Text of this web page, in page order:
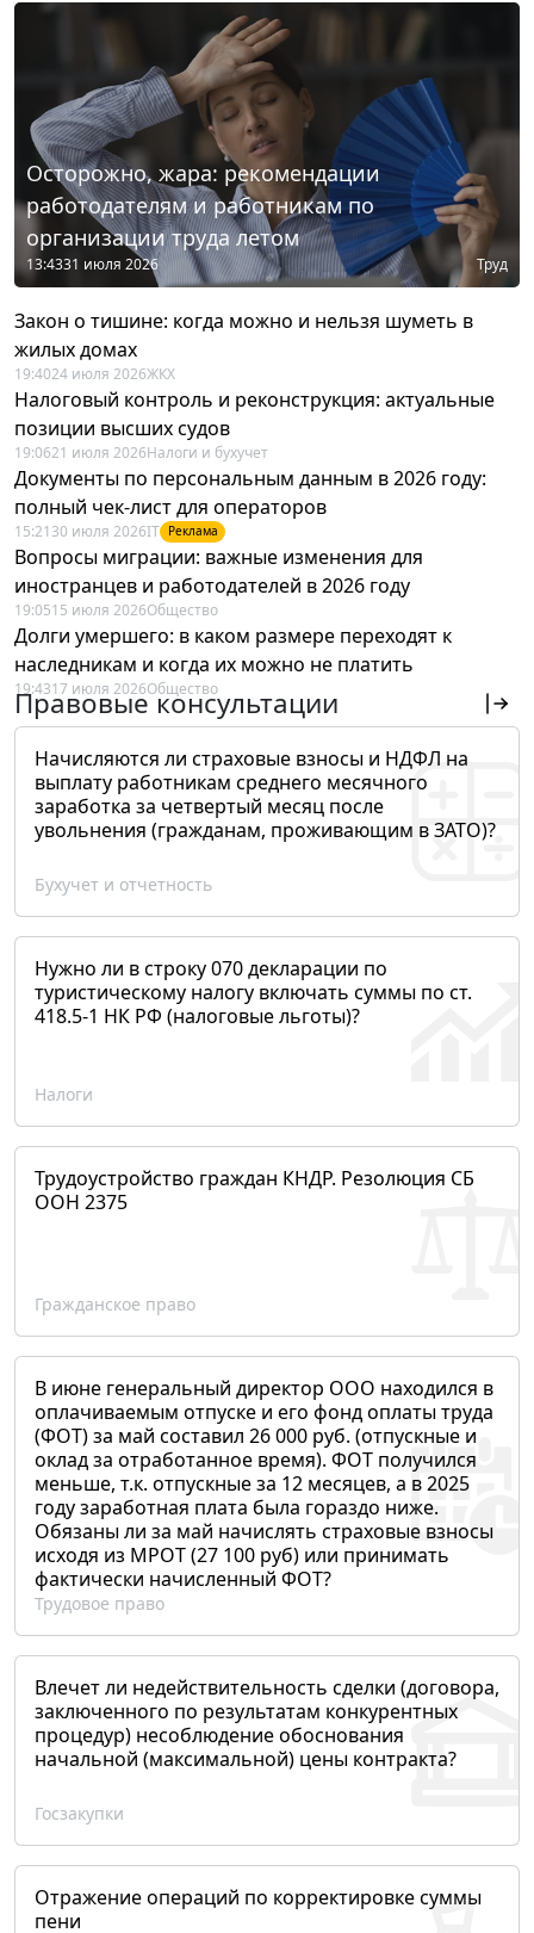
Осторожно, жара: рекомендации
работодателям и работникам по
организации труда летом
13:4331 июля 2026 Труд
Закон о тишине: когда можно и нельзя шуметь в
жилых домах
19:4024 июля 2026ЖКХ
Налоговый контроль и реконструкция: актуальные
позиции высших судов
19:0621 июля 2026Налоги и бухучет
Документы по персональным данным в 2026 году:
полный чек-лист для операторов
15:21 30 июля 2026IT Реклама
Вопросы миграции: важные изменения для
иностранцев и работодателей в 2026 году
19:0515 июля 2026Общество
Долги умершего: в каком размере переходят к
наследникам и когда их можно не платить
19:4317 июля 2026Общество
Правовые консультации
Начисляются ли страховые взносы и НДФЛ на
выплату работникам среднего месячного
заработка за четвертый месяц после
увольнения (гражданам, проживающим в ЗАТО)?
Бухучет и отчетность
Нужно ли в строку 070 декларации по
туристическому налогу включать суммы по ст.
418.5-1 НК РФ (налоговые льготы)?
Налоги
Трудоустройство граждан КНДР. Резолюция СБ
ООН 2375
Гражданское право
В июне генеральный директор ООО находился в
оплачиваемым отпуске и его фонд оплаты труда
(ФОТ) за май составил 26 000 руб. (отпускные и
оклад за отработанное время). ФОТ получился
меньше, т.к. отпускные за 12 месяцев, а в 2025
году заработная плата была гораздо ниже.
Обязаны ли за май начислять страховые взносы
исходя из МРОТ (27 100 руб) или принимать
фактически начисленный ФОТ?
Трудовое право
Влечет ли недействительность сделки (договора,
заключенного по результатам конкурентных
процедур) несоблюдение обоснования
начальной (максимальной) цены контракта?
Госзакупки
Отражение операций по корректировке суммы
пени